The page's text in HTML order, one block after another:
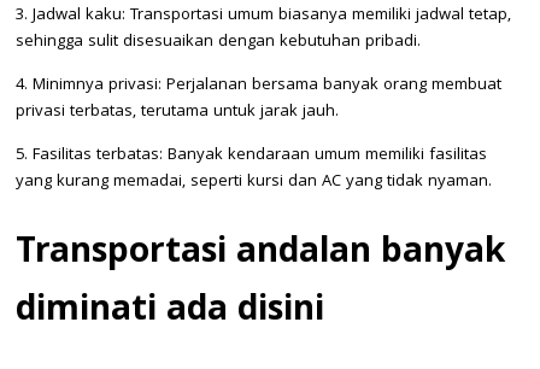
3. Jadwal kaku: Transportasi umum biasanya memiliki jadwal tetap,
sehingga sulit disesuaikan dengan kebutuhan pribadi.
4. Minimnya privasi: Perjalanan bersama banyak orang membuat
privasi terbatas, terutama untuk jarak jauh.
5. Fasilitas terbatas: Banyak kendaraan umum memiliki fasilitas
yang kurang memadai, seperti kursi dan AC yang tidak nyaman.
Transportasi andalan banyak
diminati ada disini